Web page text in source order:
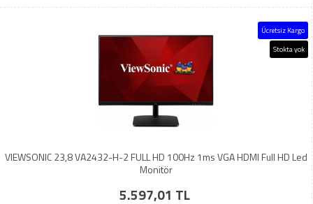
Ücretsiz Kargo
Stokta yok
VIEWSONIC 23,8 VA2432-H-2 FULL HD 100Hz 1ms VGA HDMI Full HD Led
Monitör
5.597,01 TL